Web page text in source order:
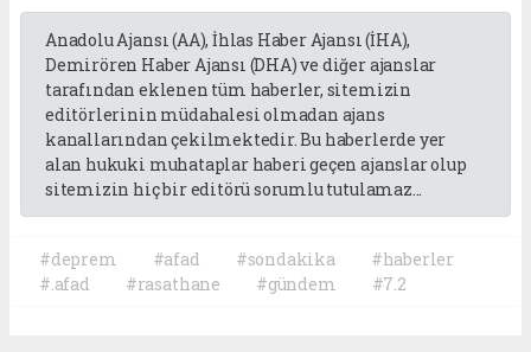
Anadolu Ajansı (AA), İhlas Haber Ajansı (İHA),
Demirören Haber Ajansı (DHA) ve diğer ajanslar
tarafından eklenen tüm haberler, sitemizin
editörlerinin müdahalesi olmadan ajans
kanallarından çekilmektedir. Bu haberlerde yer
alan hukuki muhataplar haberi geçen ajanslar olup
sitemizin hiç bir editörü sorumlu tutulamaz...
#deprem #afad #sondakika
#haberler
#.afad
#rasathane #gündem #7.2